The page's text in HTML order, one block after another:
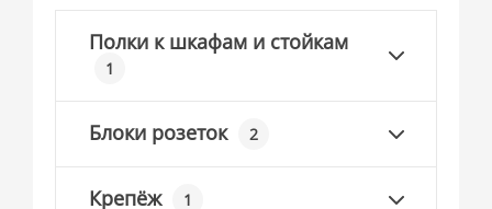
Полки к шкафам и стойкам
1
Блоки розеток 2
Крепёж 1